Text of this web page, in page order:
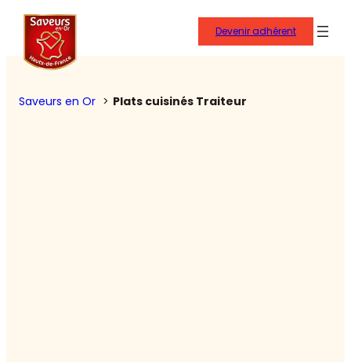
Devenir adhérent
Saveurs en Or Plats cuisinés Traiteur